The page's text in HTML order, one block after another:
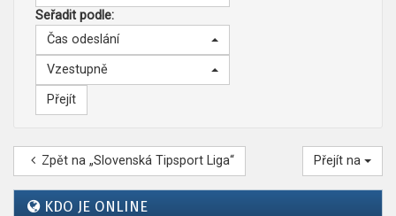
Seřadit podle:
Čas odeslání
Vzestupně
Zpět na „Slovenská Tipsport Liga“ Přejít na
KDO JE ONLINE